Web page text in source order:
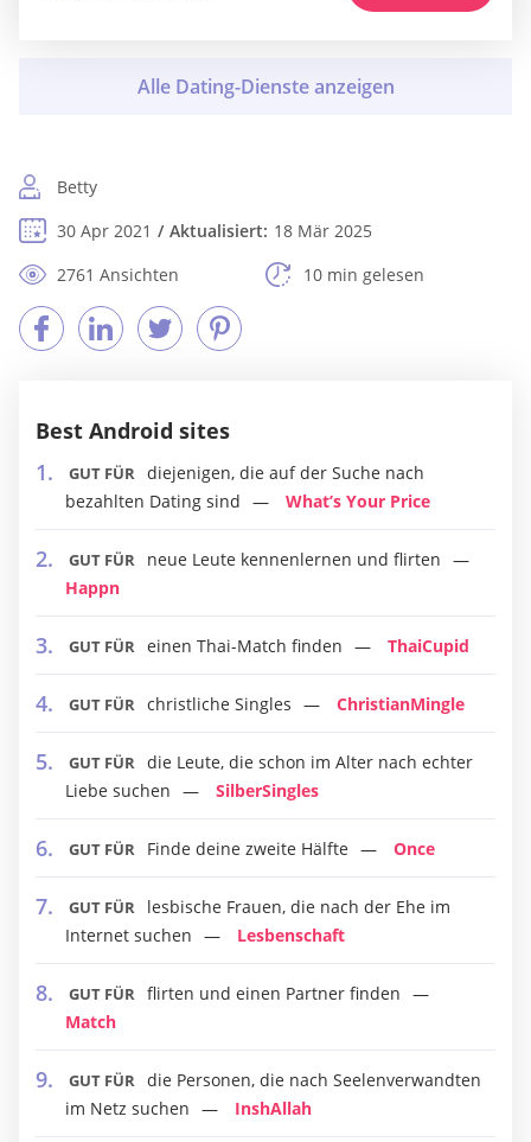
Betty
30 Apr 2021
Aktualisiert: 18 Mär 2025
2761 Ansichten
10 min gelesen
Best Android sites
GUT FÜR diejenigen, die auf der Suche nach
bezahlten Dating sind
What’s Your Price
GUT FÜR
neue Leute kennenlernen und flirten
Happn
GUT FÜR einen Thai-Match finden ThaiCupid
GUT FÜR christliche Singles ChristianMingle
GUT FÜR die Leute, die schon im Alter nach echter
Liebe suchen
SilberSingles
GUT FÜR Finde deine zweite Hälfte Once
GUT FÜR
lesbische Frauen, die nach der Ehe im
Internet suchen
Lesbenschaft
GUT FÜR flirten und einen Partner finden
Match
GUT FÜR die Personen, die nach Seelenverwandten
im Netz suchen
InshAllah